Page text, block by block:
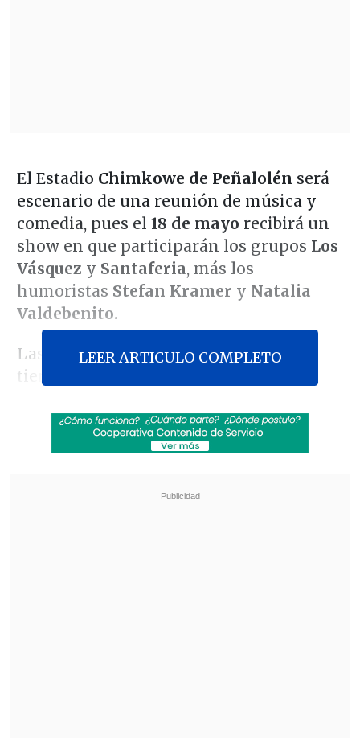
El Estadio Chimkowe de Peñalolén será
escenario de una reunión de música y
comedia, pues el 18 de mayo recibirá un
show en que participarán los grupos Los
Vásquez y Santaferia, más los
humoristas Stefan Kramer y Natalia
Valdebenito.
Las entradas, a la ventaen Tickeone
tienen un valor en preventa de 25.000
comentado comercial de Coca-Cola
LEER ARTICULO COMPLETO